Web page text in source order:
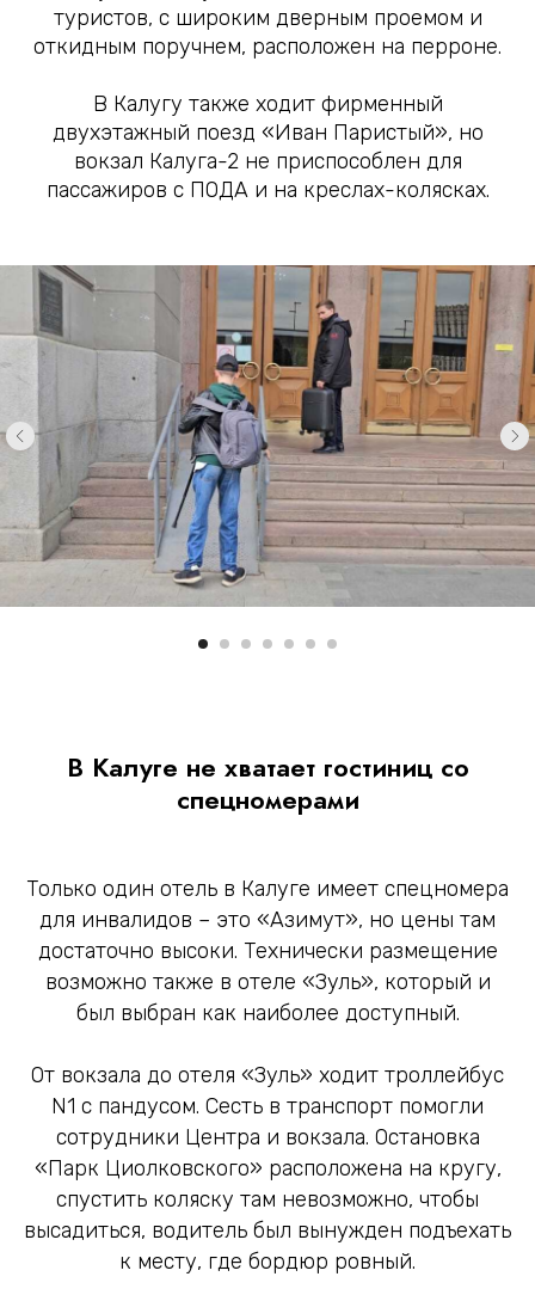
туристов, с широким дверным проемом и
откидным поручнем, расположен на перроне.
В Калугу также ходит фирменный
двухэтажный поезд «Иван Паристый», но
вокзал Калуга-2 не приспособлен для
пассажиров с ПОДА и на креслах-колясках.
В Калуге не хватает гостиниц со
спецномерами
Только один отель в Калуге имеет спецномера
для инвалидов – это «Азимут», но цены там
достаточно высоки. Технически размещение
возможно также в отеле «Зуль», который и
был выбран как наиболее доступный.
От вокзала до отеля «Зуль» ходит троллейбус
N1 с пандусом. Сесть в транспорт помогли
сотрудники Центра и вокзала. Остановка
«Парк Циолковского» расположена на кругу,
спустить коляску там невозможно, чтобы
высадиться, водитель был вынужден подъехать
к месту, где бордюр ровный.